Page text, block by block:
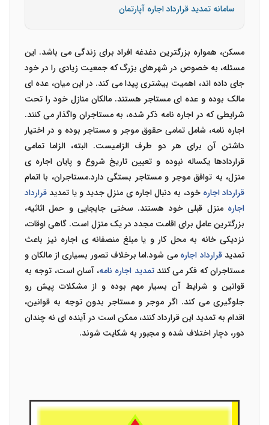
سامانه تمدید قرارداد اجاره آپارتمان
مسکن، همواره بزرگترین دغدغه افراد برای زندگی می باشد. این
مسئله، به خصوص در شهرهای بزرگ که جمعیت زیادی را در خود
جای داده اند، اهمیت بیشتری پیدا می کند. در این میان، عده ای
مالک بوده و عده ای مستاجر هستند. مالکان منازل خود را تحت
شرایطی که در اجاره نامه ذکر شده، به مستاجران واگذار می کنند.
اجاره نامه، شامل تمامی حقوق موجر و مستاجر بوده و در اختیار
داشتن آن برای هر دو طرف الزامیست. البته، الزاما تمامی
قراردادها یکساله نبوده و تعیین تاریخ شروع و پایان اجاره ی
منزل، به توافق موجر و مستاجر بستگی دارد.مستاجران، با اتمام
قرارداد اجارهخود، به دنبال اجاره ی منزل جدید و یا تمدیدقرارداد
اجارهمنزل قبلی خود هستند. سختی جابجایی و حمل اثاثیه،
بزرگترین عامل برای اقامت مجدد در یک منزل است. گاهی اوقات،
نزدیکی خانه به محل کار و یا مبلغ منصفانه ی اجاره نیز باعث
تمدیدقرارداد اجارهمی شود.اما برخلاف تصور بسیاری از مالکان و
مستاجران که فکر می کنندتمدید اجاره نامه، آسان است، توجه به
قوانین و شرایط آن بسیار مهم بوده و از مشکلات پیش رو
جلوگیری می کند. اگر موجر و مستاجر بدون توجه به قوانین،
اقدام به تمدید این قرارداد کنند، ممکن است در آینده ای نه چندان
دور، دچار اختلاف شده و مجبور به شکایت شوند.